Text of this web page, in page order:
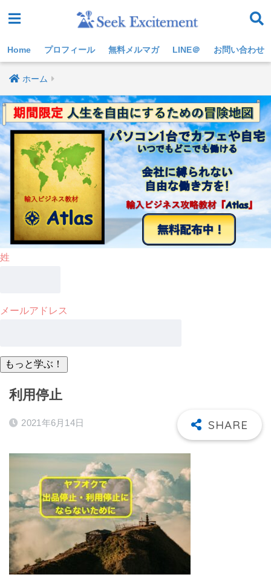
Home プロフィール 無料メルマガ LINE＠ お問い合わせ
ホーム
姓
メールアドレス
利用停止
2021年6月14日